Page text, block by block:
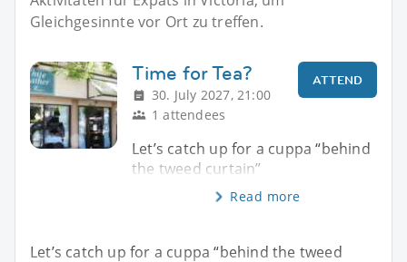
Gleichgesinnte vor Ort zu treffen.
Time for Tea?
30. July 2027, 21:00
1 attendees
ATTEND
Let’s catch up for a cuppa “behind
the tweed curtain”
Read more
Let’s catch up for a cuppa “behind the tweed